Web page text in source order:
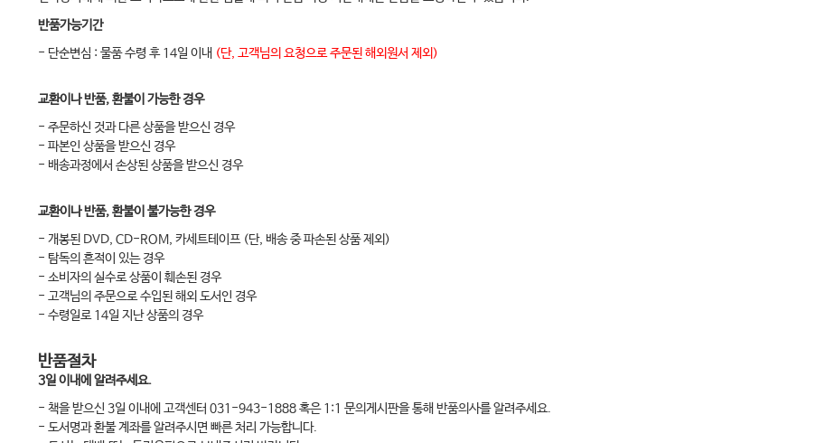
반품가능기간
- 단순변심 : 물품 수령 후 14일 이내 (단, 고객님의 요청으로 주문된 해외원서 제외)
교환이나 반품, 환불이 가능한 경우
- 주문하신 것과 다른 상품을 받으신 경우
- 파본인 상품을 받으신 경우
- 배송과정에서 손상된 상품을 받으신 경우
교환이나 반품, 환불이 불가능한 경우
- 개봉된 DVD, CD-ROM, 카세트테이프 (단, 배송 중 파손된 상품 제외)
- 탐독의 흔적이 있는 경우
- 소비자의 실수로 상품이 훼손된 경우
- 고객님의 주문으로 수입된 해외 도서인 경우
- 수령일로 14일 지난 상품의 경우
반품절차
3일 이내에 알려주세요.
- 책을 받으신 3일 이내에 고객센터 031-943-1888 혹은 1:1 문의게시판을 통해 반품의사를 알려주세요.
- 도서명과 환불 계좌를 알려주시면 빠른 처리 가능합니다.